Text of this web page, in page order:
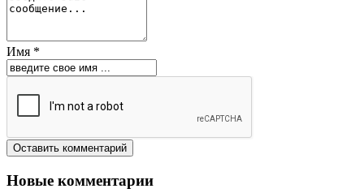
Имя *
Новые комментарии